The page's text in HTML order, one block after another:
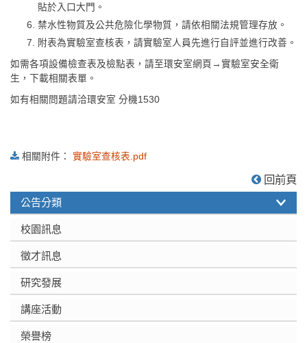
貼於入口大門。
禁水性物質及公共危險化學物質，請依相關法規管理存放。
附表為實驗室查核表，請實驗室人員先進行自評並進行改善。
如需各項設備檢查表及檢點表，請至環安室網頁→實驗室安全衛
生，下載相關表單。
如有相關問題請洽環安室 分機1530
相關附件： 實驗室查核表.pdf
回前頁
公告分類
校園訊息
徵才訊息
研究發展
講座活動
榮譽榜